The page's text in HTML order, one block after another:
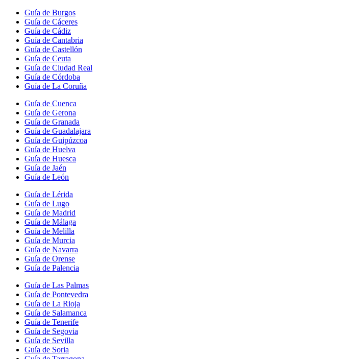
Guía de Burgos
Guía de Cáceres
Guía de Cádiz
Guía de Cantabria
Guía de Castellón
Guía de Ceuta
Guía de Ciudad Real
Guía de Córdoba
Guía de La Coruña
Guía de Cuenca
Guía de Gerona
Guía de Granada
Guía de Guadalajara
Guía de Guipúzcoa
Guía de Huelva
Guía de Huesca
Guía de Jaén
Guía de León
Guía de Lérida
Guía de Lugo
Guía de Madrid
Guía de Málaga
Guía de Melilla
Guía de Murcia
Guía de Navarra
Guía de Orense
Guía de Palencia
Guía de Las Palmas
Guía de Pontevedra
Guía de La Rioja
Guía de Salamanca
Guía de Tenerife
Guía de Segovia
Guía de Sevilla
Guía de Soria